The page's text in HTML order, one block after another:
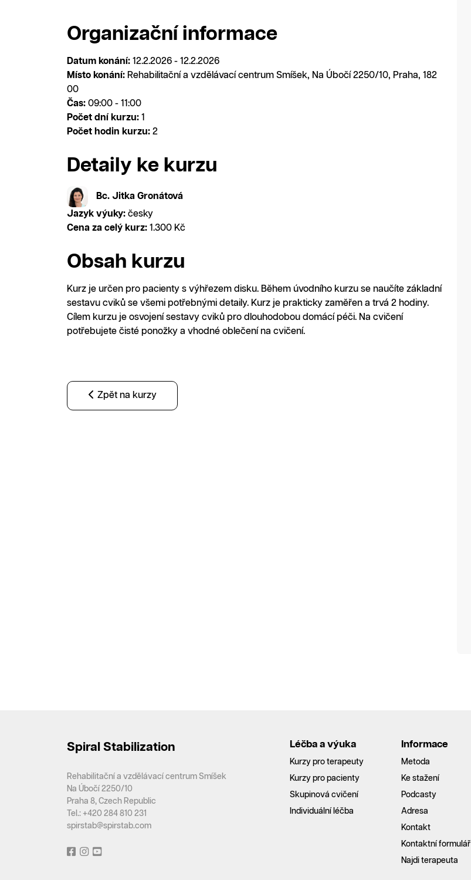
Organizační informace
Datum konání: 12.2.2026 - 12.2.2026
Místo konání: Rehabilitační a vzdělávací centrum Smíšek, Na Úbočí 2250/10, Praha, 182
00
Čas: 09:00 - 11:00
Počet dní kurzu: 1
Počet hodin kurzu: 2
Detaily ke kurzu
Bc. Jitka Gronátová
Jazyk výuky: česky
Cena za celý kurz: 1.300 Kč
Obsah kurzu
Kurz je určen pro pacienty s výhřezem disku. Během úvodního kurzu se naučíte základní
sestavu cviků se všemi potřebnými detaily. Kurz je prakticky zaměřen a trvá 2 hodiny.
Cílem kurzu je osvojení sestavy cviků pro dlouhodobou domácí péči. Na cvičení
potřebujete čisté ponožky a vhodné oblečení na cvičení.
Zpět na kurzy
Spiral Stabilization
Rehabilitační a vzdělávací centrum Smíšek
Na Úbočí 2250/10
Praha 8, Czech Republic
Tel.: +420 284 810 231
spirstab@spirstab.com
Léčba a výuka
Kurzy pro terapeuty
Kurzy pro pacienty
Skupinová cvičení
Individuální léčba
Informace
Metoda
Ke stažení
Podcasty
Adresa
Kontakt
Kontaktní formulář
Najdi terapeuta